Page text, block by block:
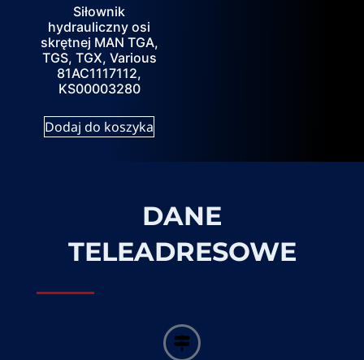
Siłownik
hydrauliczny osi
skrętnej MAN TGA,
TGS, TGX, Various
81AC1117112,
KS00003280
Dodaj do koszyka
DANE
TELEADRESOWE